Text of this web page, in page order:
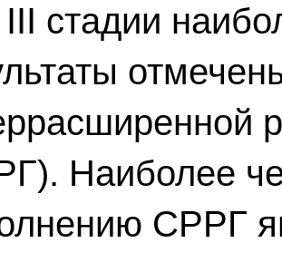
стадии
Наиболее
СРРГ